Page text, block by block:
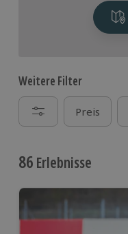
Weitere Filter
Preis
86 Erlebnisse